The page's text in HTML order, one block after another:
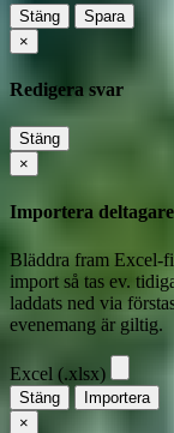
Stäng
Spara
×
Redigera svar
Stäng
×
Importera
Bläddra fram Excel-
import så tas ev.
laddats ned via
evenemang är giltig.
Excel (.xlsx)
Stäng
Importera
×